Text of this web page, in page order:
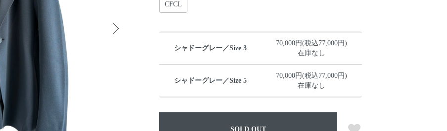
CFCL
シャドーグレー／Size 3
70,000円(税込77,000円)
在庫なし
シャドーグレー／Size 5
70,000円(税込77,000円)
在庫なし
SOLD OUT